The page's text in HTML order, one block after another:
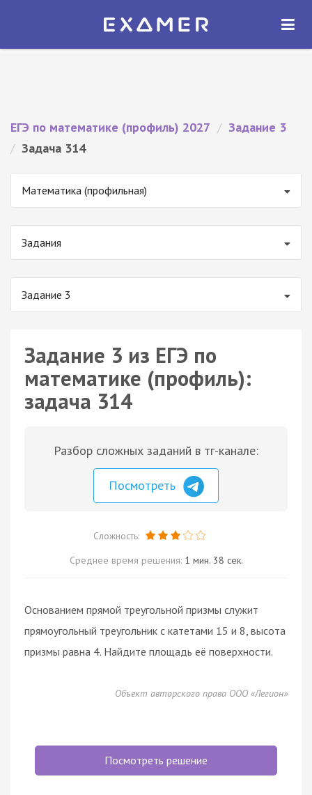
Экзамер — ЕГЭ 2027
ОТКРЫТЬ
ЕГЭ по математике (профиль) 2027 / Задание 3
/ Задача 314
Математика (профильная)
Задания
Задание 3
Задание 3 из ЕГЭ по
математике (профиль):
задача 314
Разбор сложных заданий в тг-канале:
Посмотреть
Сложность:
Среднее время решения: 1 мин. 38 сек.
Основанием прямой треугольной призмы служит
прямоугольный треугольник с катетами 15 и 8, высота
призмы равна 4. Найдите площадь её поверхности.
Объект авторского права ООО «Легион»
Посмотреть решение